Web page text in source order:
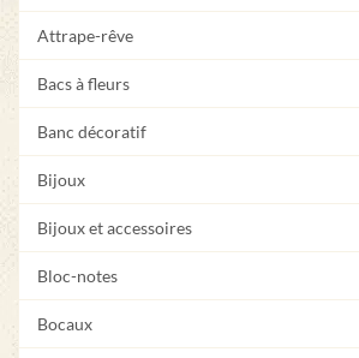
Attrape-rêve
Bacs à fleurs
Banc décoratif
Bijoux
Bijoux et accessoires
Bloc-notes
Bocaux